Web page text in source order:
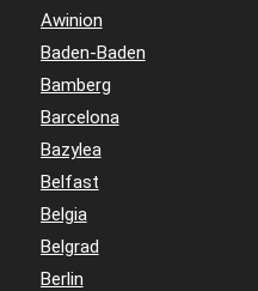
Awinion
Baden-Baden
Bamberg
Barcelona
Bazylea
Belfast
Belgia
Belgrad
Berlin